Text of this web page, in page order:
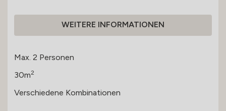
WEITERE INFORMATIONEN
Max. 2 Personen
30m2
Verschiedene Kombinationen